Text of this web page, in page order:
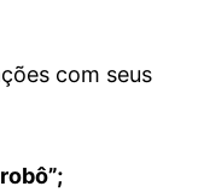
com seus